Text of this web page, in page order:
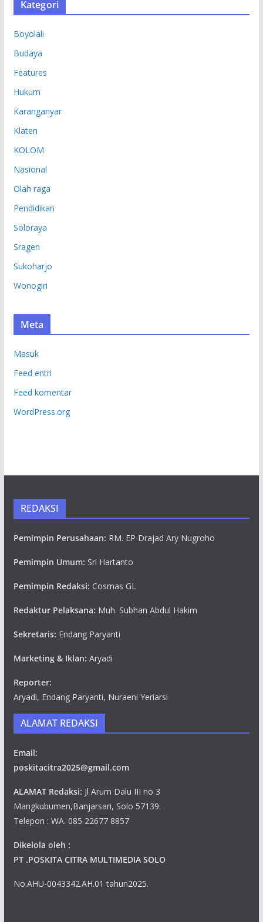
Kategori
Boyolali
Budaya
Features
Hukum
Karanganyar
Klaten
KOLOM
Nasional
Olah raga
Pendidikan
Soloraya
Sragen
Sukoharjo
Wonogiri
Meta
Masuk
Feed entri
Feed komentar
WordPress.org
REDAKSI
Pemimpin Perusahaan: RM. EP Drajad Ary Nugroho
Pemimpin Umum: Sri Hartanto
Pemimpin Redaksi: Cosmas GL
Redaktur Pelaksana: Muh. Subhan Abdul Hakim
Sekretaris: Endang Paryanti
Marketing & Iklan: Aryadi
Reporter:
Aryadi, Endang Paryanti, Nuraeni Yeriarsi
ALAMAT REDAKSI
Email:
poskitacitra2025@gmail.com
ALAMAT Redaksi: Jl Arum Dalu III no 3
Mangkubumen,Banjarsari, Solo 57139.
Telepon : WA. 085 22677 8857
Dikelola oleh :
PT .POSKITA CITRA MULTIMEDIA SOLO
No.AHU-0043342.AH.01 tahun2025.